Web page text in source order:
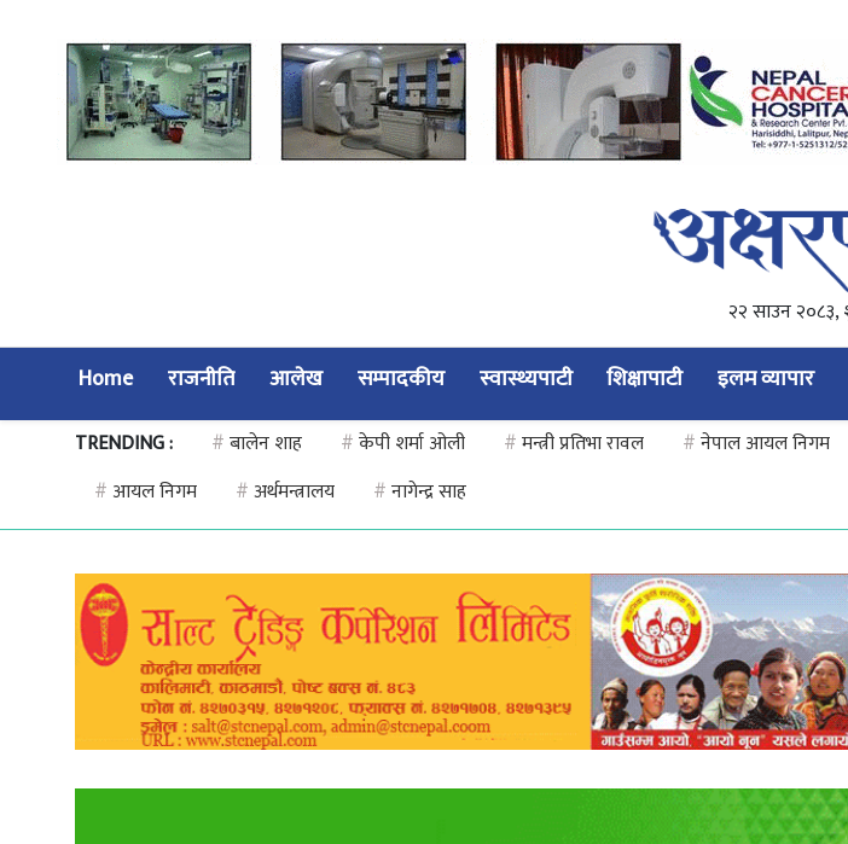
२२ साउन २०८३,
Home राजनीति आलेख सम्पादकीय स्वास्थ्यपाटी शिक्षापाटी इलम व्यापार
TRENDING : #बालेन शाह #केपी शर्मा ओली #मन्त्री प्रतिभा रावल #नेपाल आयल निगम
# आयल निगम #अर्थमन्त्रालय #नागेन्द्र साह